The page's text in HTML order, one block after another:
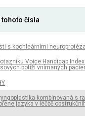
tohoto čísla
s kochleárními
Voice Handicap
potíží vnímaných
kombinovaná s
jazyka v léčbě